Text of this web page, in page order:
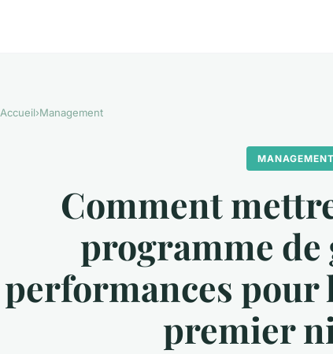
Accueil›Management
MANAGEMENT
Comment
programme de
performances pour
premier